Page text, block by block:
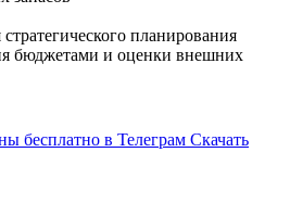
планирования
бюджетами и оценки внешних
бесплатно в Телеграм Скачать